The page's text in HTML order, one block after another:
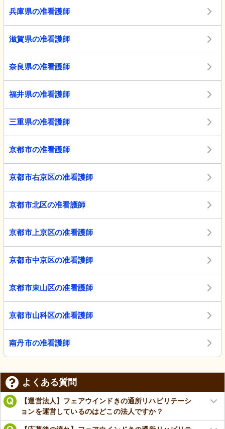
兵庫県の准看護師
滋賀県の准看護師
奈良県の准看護師
福井県の准看護師
三重県の准看護師
京都市の准看護師
京都市右京区の准看護師
京都市北区の准看護師
京都市上京区の准看護師
京都市中京区の准看護師
京都市東山区の准看護師
京都市山科区の准看護師
南丹市の准看護師
よくある質問
【運営法人】フェアウインドきの通所リハビリテーシ
ョンを運営しているのはどこの法人ですか？